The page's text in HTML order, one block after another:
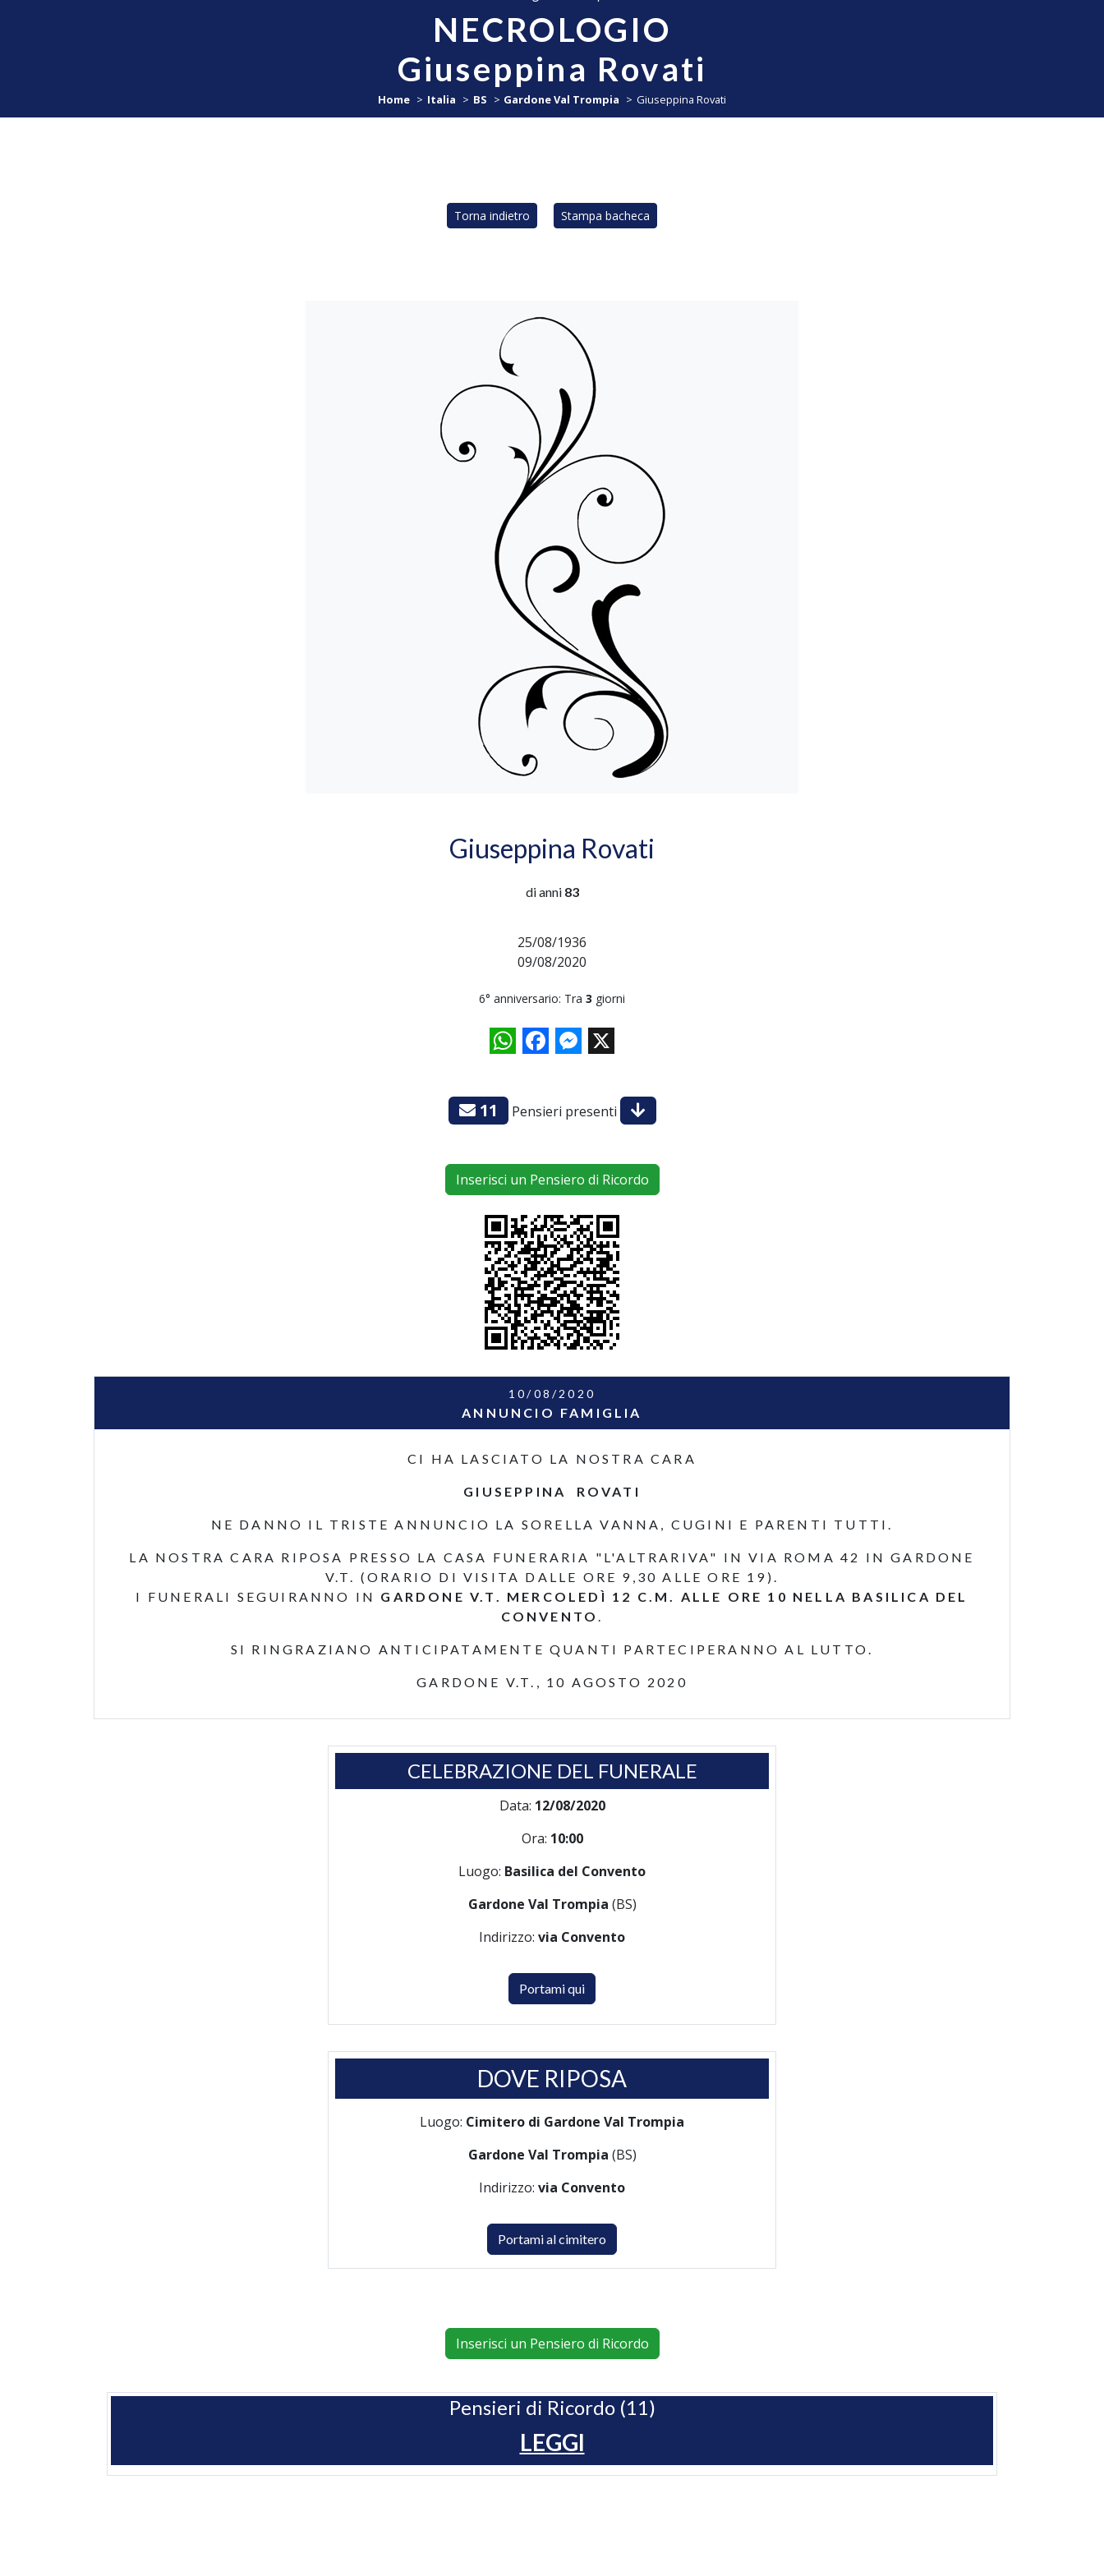
NECROLOGIO
Giuseppina Rovati
Home Italia BS Gardone Val Trompia Giuseppina Rovati
Torna indietro Stampa bacheca
Giuseppina Rovati
di anni 83
25/08/1936
09/08/2020
6° anniversario: Tra 3 giorni
WhatsAppFacebookMessenger
X
11 Pensieri presenti
Inserisci un Pensiero di Ricordo
10/08/2020
ANNUNCIO FAMIGLIA
CI HA LASCIATO LA NOSTRA CARA
GIUSEPPINA ROVATI
NE DANNO IL TRISTE ANNUNCIO LA SORELLA VANNA, CUGINI E PARENTI TUTTI.
LA NOSTRA CARA RIPOSA PRESSO LA CASA FUNERARIA "L'ALTRARIVA" IN VIA ROMA 42 IN GARDONE
V.T. (ORARIO DI VISITA DALLE ORE 9,30 ALLE ORE 19).
I FUNERALI SEGUIRANNO IN GARDONE V.T. MERCOLEDÌ 12 C.M. ALLE ORE 10 NELLA BASILICA DEL
CONVENTO.
SI RINGRAZIANO ANTICIPATAMENTE QUANTI PARTECIPERANNO AL LUTTO.
GARDONE V.T., 10 AGOSTO 2020
CELEBRAZIONE DEL FUNERALE
Data: 12/08/2020
Ora: 10:00
Luogo: Basilica del Convento
Gardone Val Trompia (BS)
Indirizzo: via Convento
Portami qui
DOVE RIPOSA
Luogo: Cimitero di Gardone Val Trompia
Gardone Val Trompia (BS)
Indirizzo: via Convento
Portami al cimitero
Inserisci un Pensiero di Ricordo
Pensieri di Ricordo (11)
LEGGI